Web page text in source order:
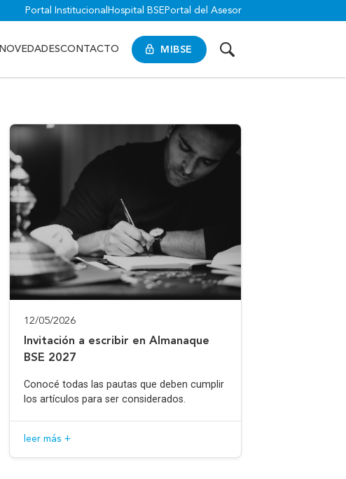
Portal Institucional Hospital BSE Portal del Asesor
MIBSE
NOVEDADESCONTACTO
12/05/2026
Invitación a escribir en Almanaque
BSE 2027
Conocé todas las pautas que deben cumplir
los artículos para ser considerados.
leer más +